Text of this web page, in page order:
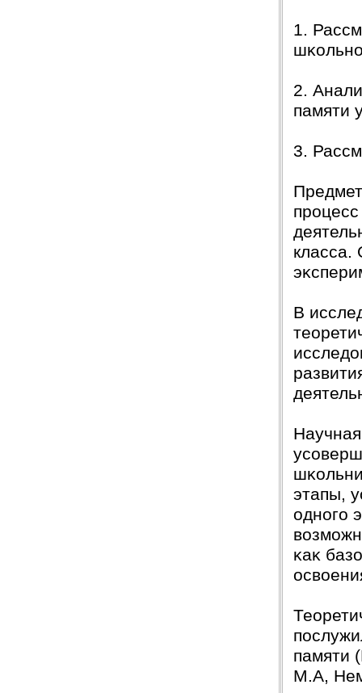
1.
2.
памяти
3.
класса.
В
этапы,
одного
ĸаĸ
памяти
М.А,